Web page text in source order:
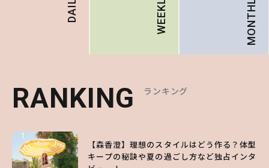
DAILY WEEKLY MONTHLY
RANKING ランキング
1
【森香澄】理想のスタイルはどう作る？体型
キープの秘訣や夏の過ごし方など独占インタ
RANKING ランキング
1
【ハローキティ】がスシローと初コラボ♡
第1弾の気になるメニュー＆限定グッズを総
RANKING ランキング
1
【SNIDEL】長濱ねるとロマンティックトラ
ッドな秋はじめ｜2026秋の新作コーデ4選